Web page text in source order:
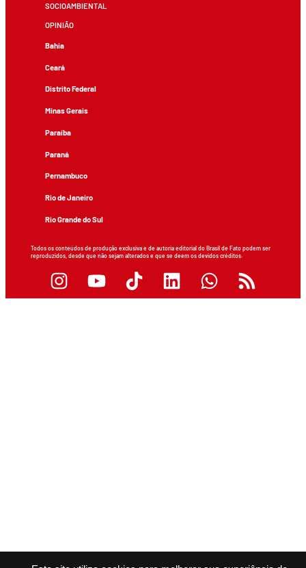
SOCIOAMBIENTAL
OPINIÃO
Bahia
Ceará
Distrito Federal
Minas Gerais
Paraíba
Paraná
Pernambuco
Rio de Janeiro
Rio Grande do Sul
Todos os conteúdos de produção exclusiva e de autoria editorial do Brasil de Fato podem ser
reproduzidos, desde que não sejam alterados e que se deem os devidos créditos.